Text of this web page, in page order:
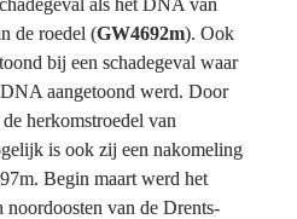
als het DNA van
de roedel (GW4692m). Ook
bij een schadegeval waar
aangetoond werd. Door
herkomstroedel van
is ook zij een nakomeling
Begin maart werd het
van de Drents-